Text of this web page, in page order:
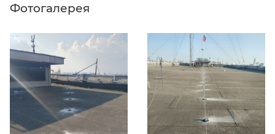
Фотогалерея